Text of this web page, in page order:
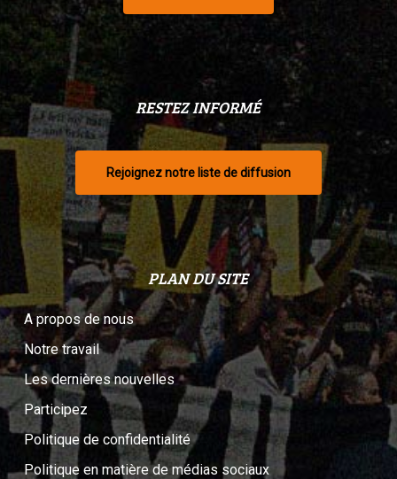
RESTEZ INFORMÉ
Rejoignez notre liste de diffusion
PLAN DU SITE
A propos de nous
Notre travail
Les dernières nouvelles
Participez
Politique de confidentialité
Politique en matière de médias sociaux